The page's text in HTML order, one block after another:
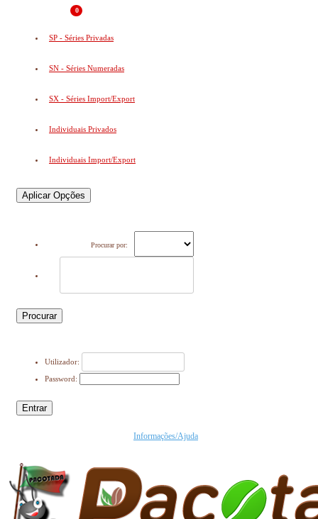
0
SP - Séries Privadas
SN - Séries Numeradas
SX - Séries Import/Export
Individuais Privados
Individuais Import/Export
Aplicar Opções
Procurar por:
Procurar
Utilizador:
Password:
Entrar
Informações/Ajuda